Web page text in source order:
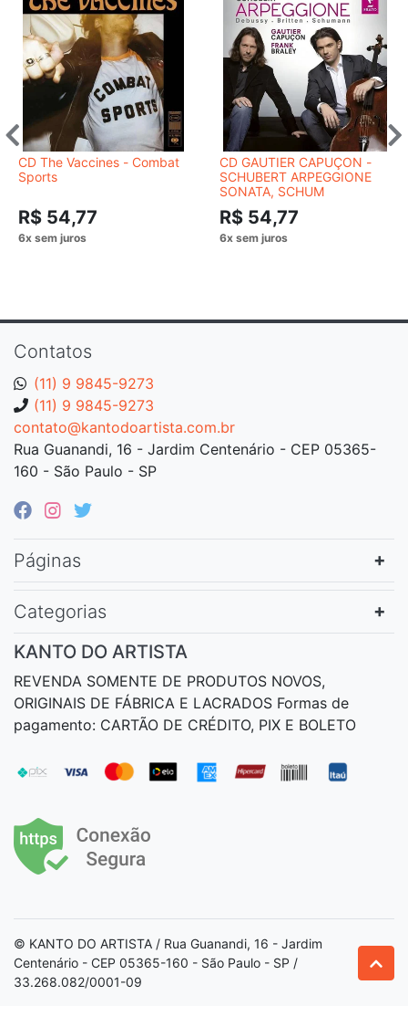
CD The Vaccines - Combat
Sports
R$ 54,77
CD GAUTIER CAPUÇON -
SCHUBERT ARPEGGIONE
SONATA, SCHUM
R$ 54,77
Contatos
(11) 9 9845-9273
(11) 9 9845-9273
contato@kantodoartista.com.br
Rua Guanandi, 16 - Jardim Centenário - CEP 05365-
160 - São Paulo - SP
Páginas
Categorias
KANTO DO ARTISTA
REVENDA SOMENTE DE PRODUTOS NOVOS,
ORIGINAIS DE FÁBRICA E LACRADOS Formas de
pagamento: CARTÃO DE CRÉDITO, PIX E BOLETO
© KANTO DO ARTISTA / Rua Guanandi, 16 - Jardim
Centenário - CEP 05365-160 - São Paulo - SP /
33.268.082/0001-09